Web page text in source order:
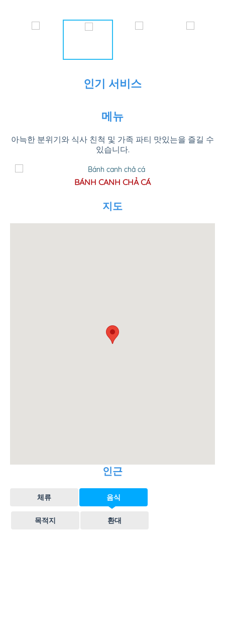
인기 서비스
메뉴
아늑한 분위기와 식사 친척 및 가족 파티 맛있는을 즐길 수
있습니다.
BÁNH CANH CHẢ CÁ
지도
인근
체류 음식
목적지 환대